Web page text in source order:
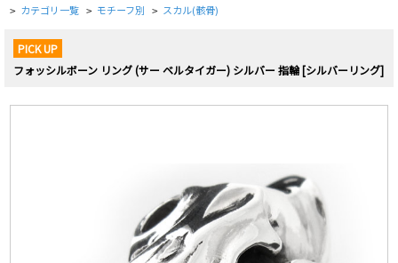
> カテゴリ一覧 > モチーフ別 > スカル(骸骨)
PICK UP
フォッシルボーン リング (サー ベルタイガー) シルバー 指輪 [シルバーリング]